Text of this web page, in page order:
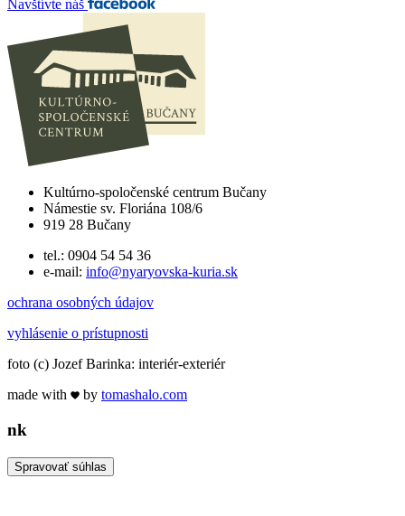
Navštívte náš
Kultúrno-spoločenské centrum Bučany
Námestie sv. Floriána 108/6
919 28 Bučany
tel.: 0904 54 54 36
e-mail: info@nyaryovska-kuria.sk
ochrana osobných údajov
vyhlásenie o prístupnosti
foto (c) Jozef Barinka: interiér-exteriér
made with
by tomashalo.com
nk
Spravovať súhlas